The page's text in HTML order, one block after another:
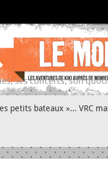
ses concerts, son
petits bateaux »… VRC